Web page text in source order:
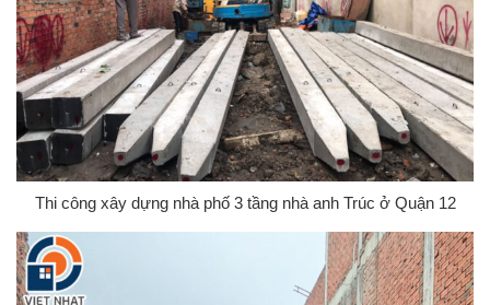
Thi công xây dựng nhà phố 3 tầng nhà anh Trúc ở Quận 12